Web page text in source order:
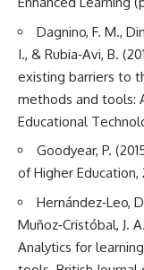
Dagnino, F. M.,
I., & Rubia‐Avi, B.
existing barriers to
methods and tools:
Educational
Goodyear, P.
of Higher Education,
Hernández‐Leo,
Muñoz‐Cristóbal, J.
Analytics for